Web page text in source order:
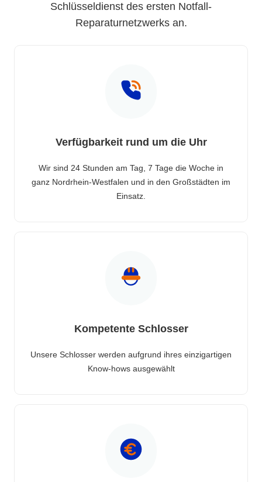
Schlüsseldienst des ersten Notfall-
Reparaturnetzwerks an.
Verfügbarkeit rund um die Uhr
Wir sind 24 Stunden am Tag, 7 Tage die Woche in
ganz Nordrhein-Westfalen und in den Großstädten im
Einsatz.
Kompetente Schlosser
Unsere Schlosser werden aufgrund ihres einzigartigen
Know-hows ausgewählt